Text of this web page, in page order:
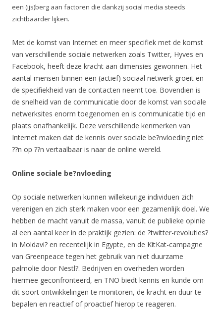
een (ijs)berg aan factoren die dankzij social media steeds
zichtbaarder lijken.
Met de komst van Internet en meer specifiek met de komst
van verschillende sociale netwerken zoals Twitter, Hyves en
Facebook, heeft deze kracht aan dimensies gewonnen. Het
aantal mensen binnen een (actief) sociaal netwerk groeit en
de specifiekheid van de contacten neemt toe. Bovendien is
de snelheid van de communicatie door de komst van sociale
netwerksites enorm toegenomen en is communicatie tijd en
plaats onafhankelijk. Deze verschillende kenmerken van
Internet maken dat de kennis over sociale be?nvloeding niet
??n op ??n vertaalbaar is naar de online wereld.
Online sociale be?nvloeding
Op sociale netwerken kunnen willekeurige individuen zich
verenigen en zich sterk maken voor een gezamenlijk doel. We
hebben de macht vanuit de massa, vanuit de publieke opinie
al een aantal keer in de praktijk gezien: de ?twitter-revoluties?
in Moldavi? en recentelijk in Egypte, en de KitKat-campagne
van Greenpeace tegen het gebruik van niet duurzame
palmolie door Nestl?. Bedrijven en overheden worden
hiermee geconfronteerd, en TNO biedt kennis en kunde om
dit soort ontwikkelingen te monitoren, de kracht en duur te
bepalen en reactief of proactief hierop te reageren.